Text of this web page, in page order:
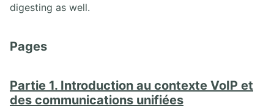
digesting as well.
Pages
Partie 1. Introduction au contexte VoIP et
des communications unifiées